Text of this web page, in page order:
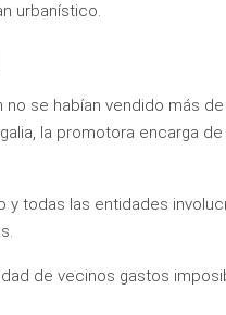
urbanístico.
se habían vendido más
la promotora encarga
y todas las entidades
de vecinos gastos